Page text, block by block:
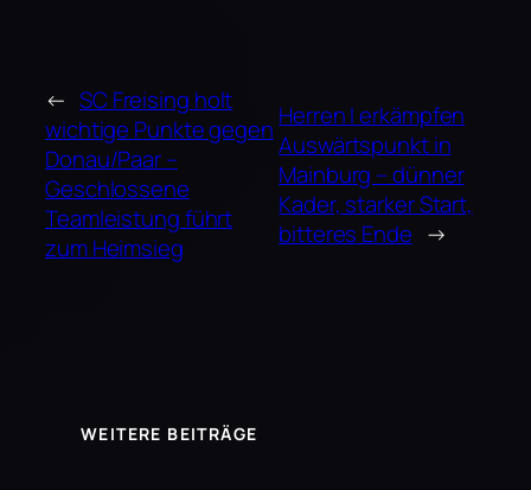
← SC Freising holt
wichtige Punkte gegen
Donau/Paar –
Geschlossene
Teamleistung führt
zum Heimsieg
Herren I erkämpfen
Auswärtspunkt in
Mainburg – dünner
Kader, starker Start,
bitteres Ende →
WEITERE BEITRÄGE